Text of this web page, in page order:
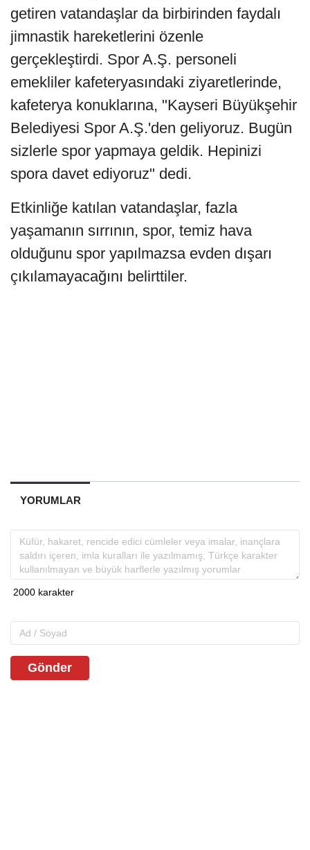
getiren vatandaşlar da birbirinden faydalı
jimnastik hareketlerini özenle
gerçekleştirdi. Spor A.Ş. personeli
emekliler kafeteryasındaki ziyaretlerinde,
kafeterya konuklarına, "Kayseri Büyükşehir
Belediyesi Spor A.Ş.'den geliyoruz. Bugün
sizlerle spor yapmaya geldik. Hepinizi
spora davet ediyoruz" dedi.
Etkinliğe katılan vatandaşlar, fazla
yaşamanın sırrının, spor, temiz hava
olduğunu spor yapılmazsa evden dışarı
çıkılamayacağını belirttiler.
YORUMLAR
Gönder